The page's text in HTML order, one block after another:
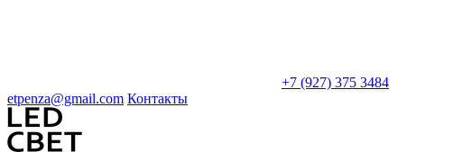
+7 (927) 375 3484
etpenza@gmail.com Контакты